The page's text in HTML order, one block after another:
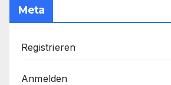
Meta
Registrieren
Anmelden